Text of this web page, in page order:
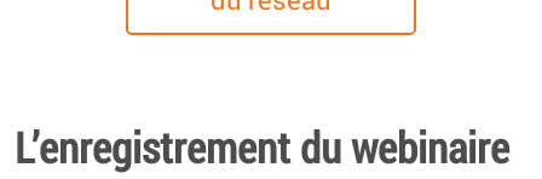
L’enregistrement du webinaire